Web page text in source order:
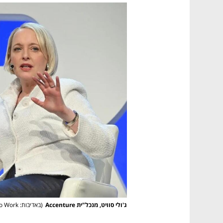
ג'ולי סוויט, מנכל"ית Accenture (באדיבות: Great Place To Work